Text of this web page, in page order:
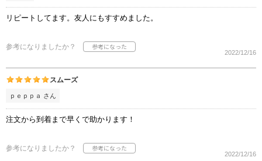
リピートしてます。友人にもすすめました。
参考になりましたか？
2022/12/16
スムーズ
ｐｅｐｐａ さん
注文から到着まで早くで助かります！
参考になりましたか？
2022/12/16